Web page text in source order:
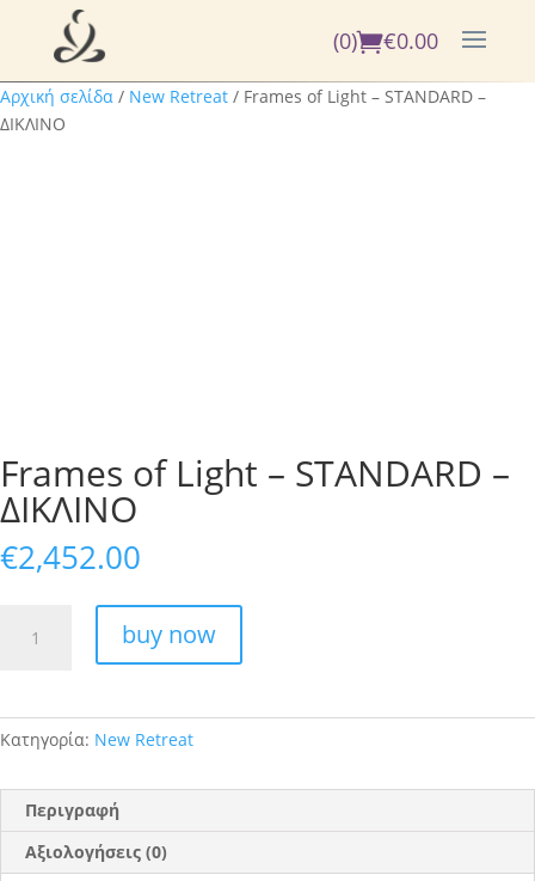
(0) €0.00
Αρχική σελίδα / New Retreat / Frames of Light – STANDARD –
ΔΙΚΛΙΝΟ
Frames of Light – STANDARD –
ΔΙΚΛΙΝΟ
€2,452.00
STANDARD
ποσότητα
buy now
Κατηγορία: New Retreat
Περιγραφή
Αξιολογήσεις (0)